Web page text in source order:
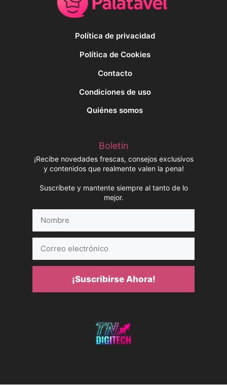
Política de privacidad
Política de Cookies
Contacto
Condiciones de uso
Quiénes somos
Boletín
¡Recibe novedades frescas, consejos exclusivos
y contenidos que realmente valen la pena!
Suscríbete y mantente siempre al tanto de lo
mejor.
electrónico
¡Suscribirse Ahora!